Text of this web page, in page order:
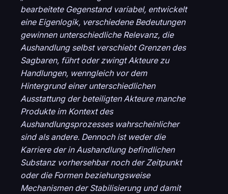
bearbeitete Gegenstand variabel, entwickelt
eine Eigenlogik, verschiedene Bedeutungen
gewinnen unterschiedliche Relevanz, die
Aushandlung selbst verschiebt Grenzen des
Sagbaren, führt oder zwingt Akteure zu
Handlungen, wenngleich vor dem
Hintergrund einer unterschiedlichen
Ausstattung der beteiligten Akteure manche
Produkte im Kontext des
Aushandlungsprozesses wahrscheinlicher
sind als andere. Dennoch ist weder die
Karriere der in Aushandlung befindlichen
Substanz vorhersehbar noch der Zeitpunkt
oder die Formen beziehungsweise
Mechanismen der Stabilisierung und damit